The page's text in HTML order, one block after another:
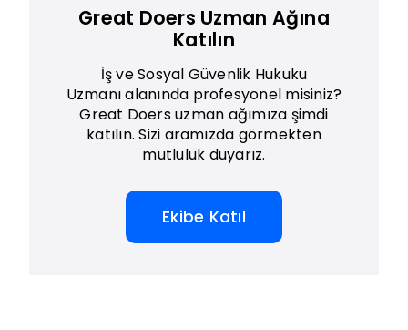
Great Doers Uzman Ağına
Katılın
İş ve Sosyal Güvenlik Hukuku
Uzmanı alanında profesyonel misiniz?
Great Doers uzman ağımıza şimdi
katılın. Sizi aramızda görmekten
mutluluk duyarız.
Ekibe Katıl